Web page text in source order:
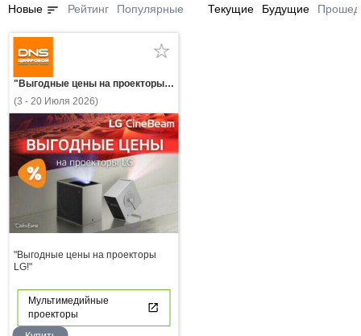
Новые sort Рейтинг Популярные Текущие Будущие
"Выгодные цены на проекторы LG!"
(3 - 20 Июля 2026)
"Выгодные цены на проекторы
LG!"
Мультимедийные
проекторы